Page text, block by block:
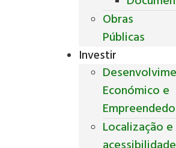
Obras
Públicas
Investir
Económico e
Localização e